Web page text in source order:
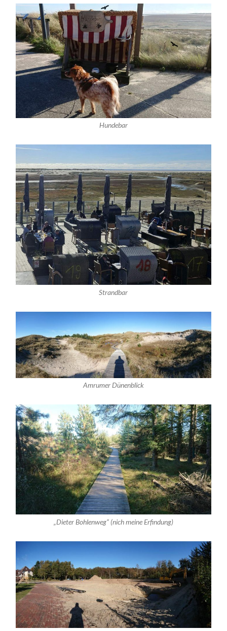
Hundebar
Strandbar
Amrumer Dünenblick
„Dieter Bohlenweg“ (nich meine Erfindung)